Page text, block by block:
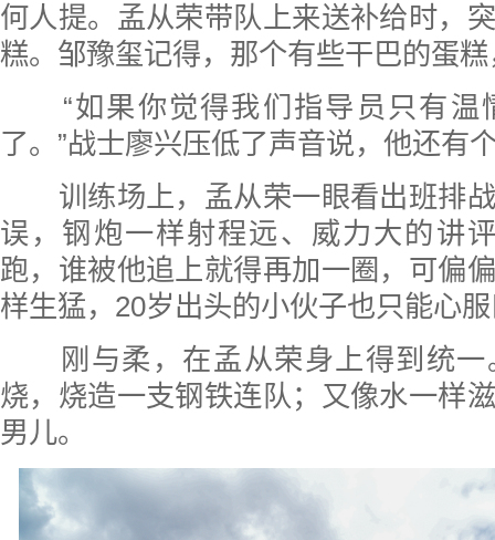
何人提。孟从荣带队上来送补给时，
糕。邹豫玺记得，那个有些干巴的蛋
“如果你觉得我们指导员只有温
了。”战士廖兴压低了声音说，他还有
训练场上，孟从荣一眼看出班排战
误，钢炮一样射程远、威力大的讲
跑，谁被他追上就得再加一圈，可偏
样生猛，20岁出头的小伙子也只能心
刚与柔，在孟从荣身上得到统一
烧，烧造一支钢铁连队；又像水一样
男儿。